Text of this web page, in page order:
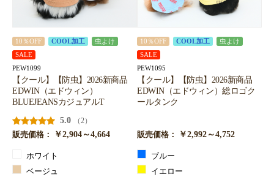
10％OFF COOL加工
虫よけ
SALE
PEW1099
【クール】【防虫】2026新商品
EDWIN（エドウィン）
BLUEJEANSカジュアルT
5.0
（2）
販売価格：
￥2,904～4,664
ホワイト
ベージュ
10％OFF COOL加工
虫よけ
SALE
PEW1095
【クール】【防虫】2026新商品
EDWIN（エドウィン）総ロゴク
ールタンク
販売価格： ￥2,992～4,752
ブルー
イエロー